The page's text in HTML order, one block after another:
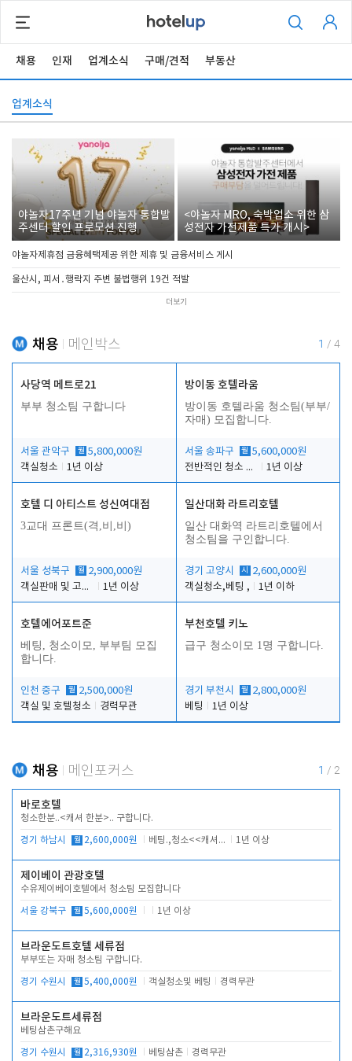
채용 인재 업계소식 구매/견적 부동산
업계소식
야놀자17주년 기념 야놀자 통합발
주센터 할인 프로모션 진행
<야놀자 MRO, 숙박업소 위한 삼
성전자 가전제품 특가 개시>
야놀자제휴점 금융혜택제공 위한 제휴 및 금융서비스 게시
울산시, 피서․행락지 주변 불법행위 19건 적발
더보기
채용 메인박스 1 / 4
사당역 메트로21
부부 청소팀 구합니다
서울 관악구 월 5,800,000원
객실청소
1년 이상
방이동 호텔라움
방이동 호텔라움 청소팀(부부/
자매) 모집합니다.
서울 송파구 월 5,600,000원
전반적인 청소 업무(객실청소.객실정리)
1년 이상
호텔 디 아티스트 성신여대점
3교대 프론트(격,비,비)
서울 성북구 월 2,900,000원
객실판매 및 고객응대
1년 이상
일산대화 라트리호텔
일산 대화역 라트리호텔에서
청소팀을 구인합니다.
경기 고양시 시
2,600,000원
객실청소,베팅 ,
1년 이하
호텔에어포트준
베팅, 청소이모, 부부팀 모집
합니다.
인천 중구 월 2,500,000원
객실 및 호텔청소
경력무관
부천호텔 키노
급구 청소이모 1명 구합니다.
경기 부천시 월 2,800,000원
베팅
1년 이상
채용 메인포커스 1 / 2
바로호텔
청소한분..<캐셔 한분>.. 구합니다.
경기 하남시 월 2,600,000원 베팅.,청소<<캐셔 모셔봅니다. 1년 이상
제이베이 관광호텔
수유제이베이호텔에서 청소팀 모집합니다
서울 강북구 월 5,600,000원 1년 이상
브라운도트호텔 세류점
부부또는 자매 청소팀 구합니다.
경기 수원시 월 5,400,000원 객실청소및 베팅 경력무관
브라운도트세류점
베팅삼촌구해요
경기 수원시 월 2,316,930원 베팅삼촌 경력무관